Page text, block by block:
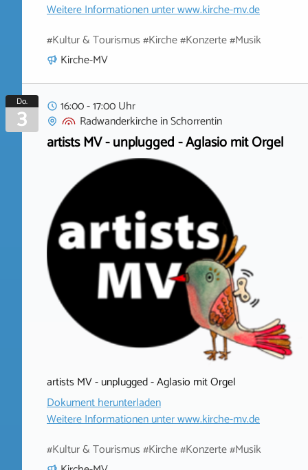
Weitere Informationen unterwww.kirche-mv.de
#Kultur & Tourismus #Kirche #Konzerte #Musik
Kirche-MV
Do.
3
16:00 - 17:00 Uhr
RadwanderkircheinSchorrentin
artists MV - unplugged - Aglasio mit Orgel
artists MV - unplugged - Aglasio mit Orgel
Dokument herunterladen
Weitere Informationen unterwww.kirche-mv.de
#Kultur & Tourismus #Kirche #Konzerte #Musik